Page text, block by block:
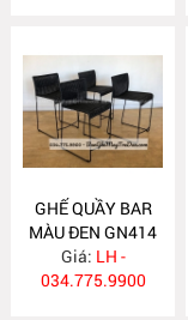
GHẾ QUẦY BAR
MÀU ĐEN GN414
Giá: LH -
034.775.9900